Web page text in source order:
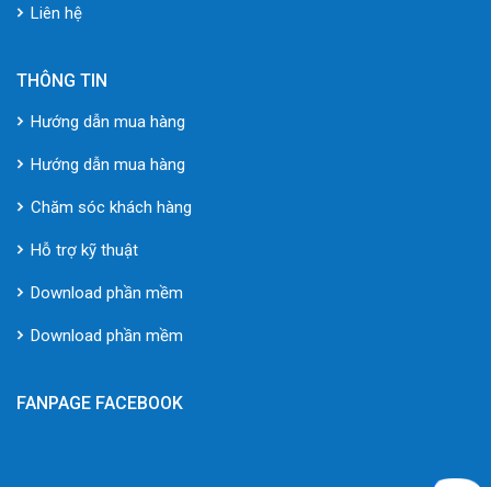
Liên hệ
THÔNG TIN
Hướng dẫn mua hàng
Hướng dẫn mua hàng
Chăm sóc khách hàng
Hỗ trợ kỹ thuật
Download phần mềm
Download phần mềm
FANPAGE FACEBOOK